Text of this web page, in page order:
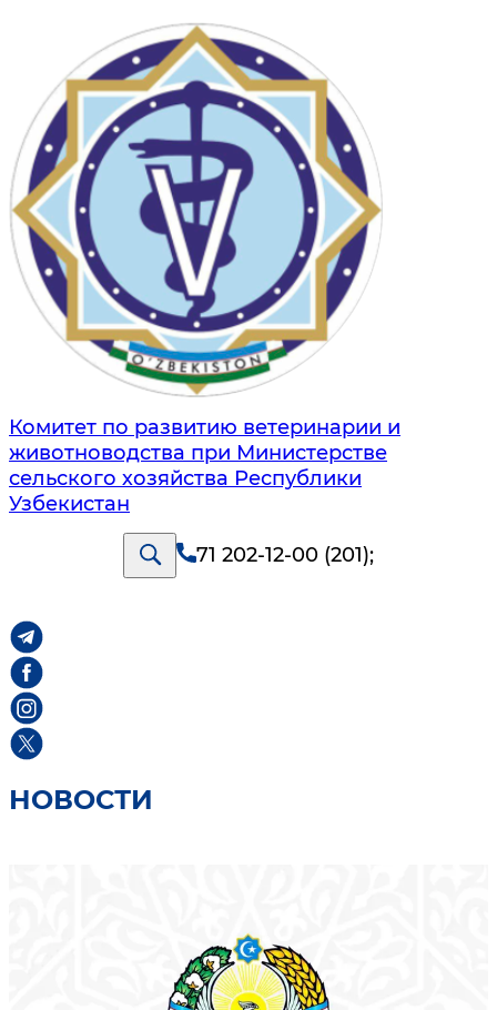
Комитет по развитию ветеринарии и
животноводства при Министерстве
сельского хозяйства Республики
Узбекистан
71 202-12-00 (201);
НОВОСТИ